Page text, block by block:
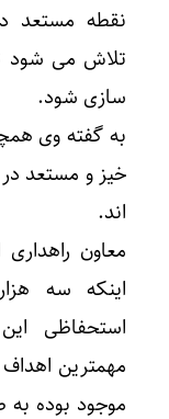
نقطه مستعد
تلاش می شود
سازی شود.
خیز و مستعد
اند.
معاون
استحفاظی
مهمترین